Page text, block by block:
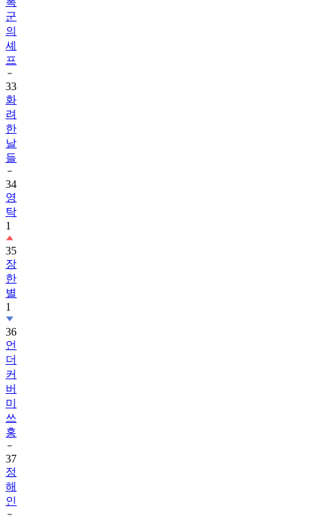
군
의
셰
프
33
화
려
한
날
들
34
영
탁
1
35
장
한
별
1
36
언
더
커
버
미
쓰
홍
37
정
해
인